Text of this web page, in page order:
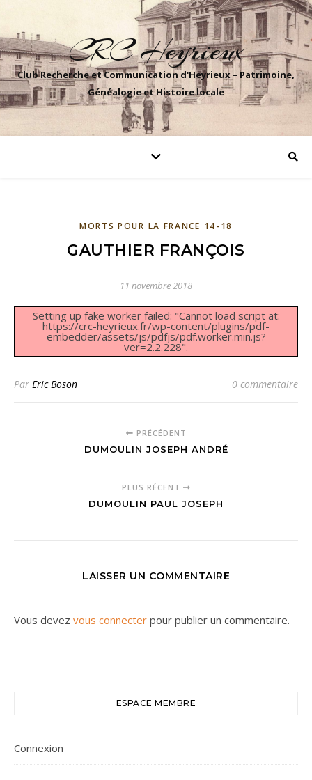
CRC Heyrieux
Club Recherche et Communication d'Heyrieux – Patrimoine,
Généalogie et Histoire locale
MORTS POUR LA FRANCE 14-18
GAUTHIER FRANÇOIS
11 novembre 2018
Setting up fake worker failed: "Cannot load script at:
https://crc-heyrieux.fr/wp-content/plugins/pdf-
embedder/assets/js/pdfjs/pdf.worker.min.js?
ver=2.2.228".
Par Eric Boson 0 commentaire
PRÉCÉDENT
DUMOULIN JOSEPH ANDRÉ
PLUS RÉCENT
DUMOULIN PAUL JOSEPH
LAISSER UN COMMENTAIRE
Vous devez vous connecter pour publier un commentaire.
ESPACE MEMBRE
Connexion